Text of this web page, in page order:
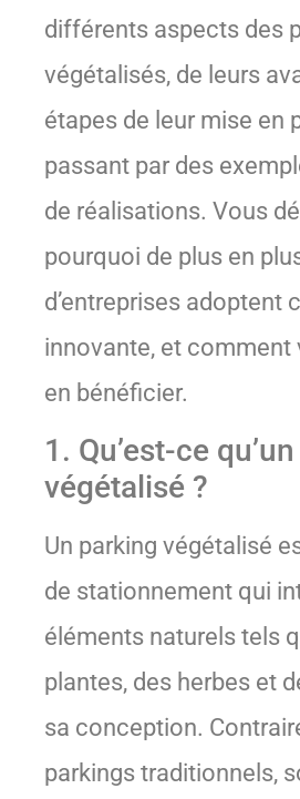
différents aspects des
végétalisés, de leurs
étapes de leur mise en
passant par des
de réalisations. Vous
pourquoi de plus en
d’entreprises adoptent
innovante, et comment
en bénéficier.
1. Qu’est-ce
végétalisé ?
Un parking végétalisé
de stationnement qui
éléments naturels tels
plantes, des herbes et
sa conception.
parkings traditionnels,